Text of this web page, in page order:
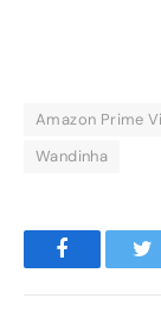
Amazon Prime
Wandinha
Facebook